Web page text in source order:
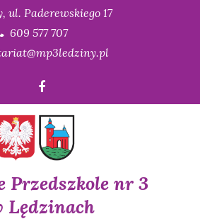
ul. Paderewskiego 17
609 577 707
Przedszkole nr 3
Lędzinach